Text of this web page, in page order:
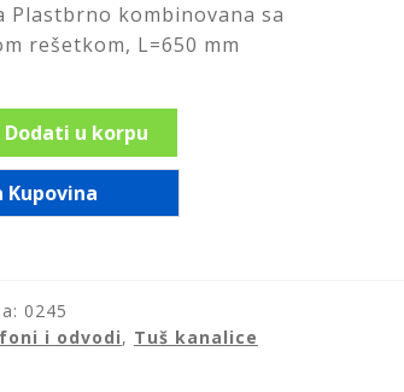
Plastbrno kombinovana sa
rešetkom, L=650 mm
Dodati u korpu
Kupovina
0245
i odvodi, Tuš kanalice